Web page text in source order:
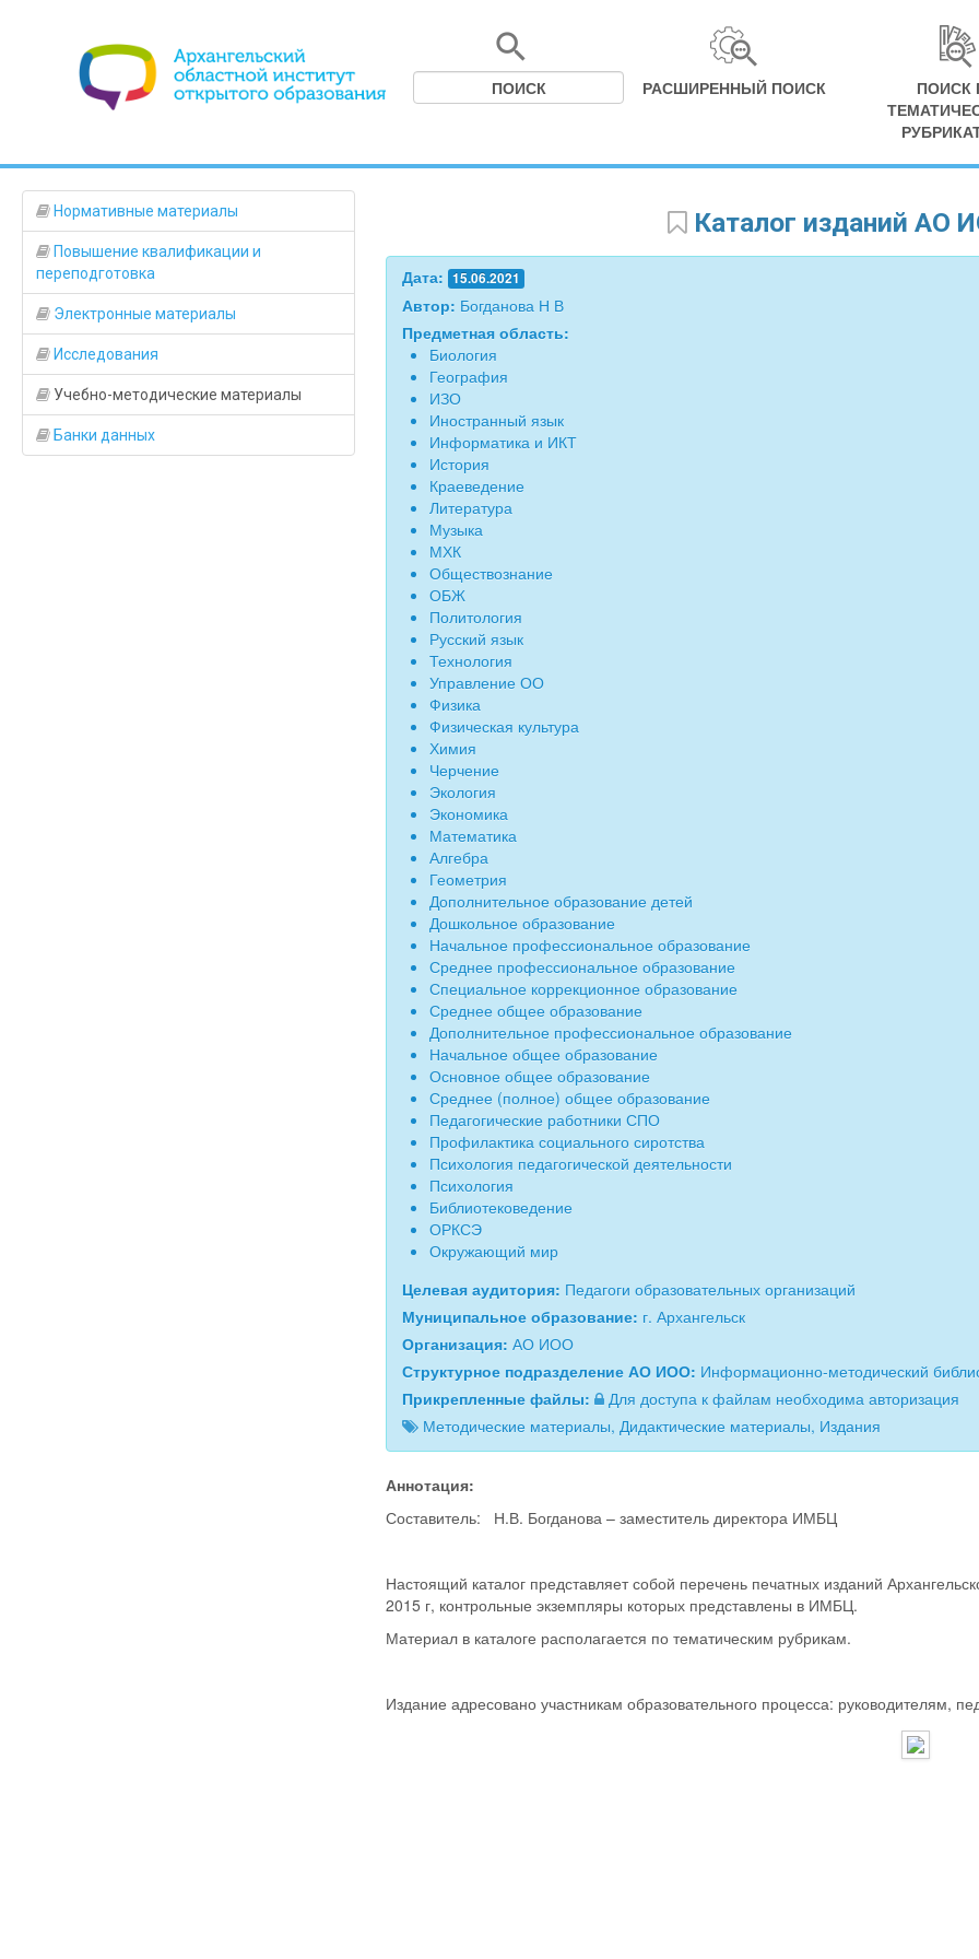
РАСШИРЕННЫЙ ПОИСК
ПОИСК
Нормативные материалы
Повышение квалификации и
переподготовка
Электронные материалы
Исследования
Учебно-методические материалы
Банки данных
Каталог изданий АО
Дата: 15.06.2021
Автор: Богданова Н В
Предметная область:
Биология
География
ИЗО
Иностранный язык
Информатика и ИКТ
История
Краеведение
Литература
Музыка
МХК
Обществознание
ОБЖ
Политология
Русский язык
Технология
Управление ОО
Физика
Физическая культура
Химия
Черчение
Экология
Экономика
Математика
Алгебра
Геометрия
Дополнительное образование детей
Дошкольное образование
Начальное профессиональное образование
Среднее профессиональное образование
Специальное коррекционное образование
Среднее общее образование
Дополнительное профессиональное образование
Начальное общее образование
Основное общее образование
Среднее (полное) общее образование
Педагогические работники СПО
Профилактика социального сиротства
Психология педагогической деятельности
Психология
Библиотековедение
ОРКСЭ
Окружающий мир
Целевая аудитория: Педагоги образовательных организаций
Муниципальное образование: г. Архангельск
Организация: АО ИОО
Структурное подразделение АО ИОО: Информационно-методический
Прикрепленные файлы:
Для доступа к файлам необходима авторизация
Методические материалы, Дидактические материалы, Издания
Аннотация:
Составитель: Н.В. Богданова – заместитель директора ИМБЦ
Настоящий каталог представляет собой перечень печатных изданий
2015 г, контрольные экземпляры которых представлены в ИМБЦ.
Материал в каталоге располагается по тематическим рубрикам.
Издание адресовано участникам образовательного процесса: руководителям,